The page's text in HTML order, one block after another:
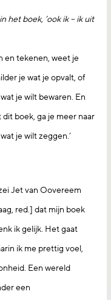
het boek, ‘ook ik – ik uit
en tekenen, weet je
je wat je opvalt, of
je wilt bewaren. En
boek, ga je meer naar
je wilt zeggen.’
Jet van Oovereem
red.] dat mijn boek
ik gelijk. Het gaat
ik me prettig voel,
Een wereld
een